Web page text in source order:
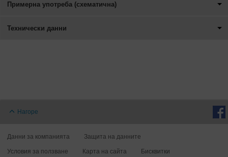
Примерна употреба (схематична)
Технически данни
Нагоре
Данни за компанията Защита на данните
Условия за ползване Карта на сайта Бисквитки